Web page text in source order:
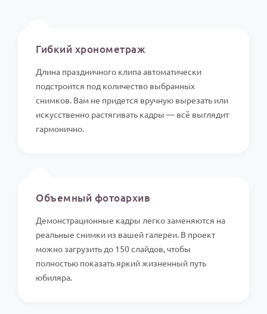
Гибкий хронометраж
Длина праздничного клипа автоматически
подстроится под количество выбранных
снимков. Вам не придется вручную вырезать или
искусственно растягивать кадры — всё выглядит
гармонично.
Объемный фотоархив
Демонстрационные кадры легко заменяются на
реальные снимки из вашей галереи. В проект
можно загрузить до 150 слайдов, чтобы
полностью показать яркий жизненный путь
юбиляра.